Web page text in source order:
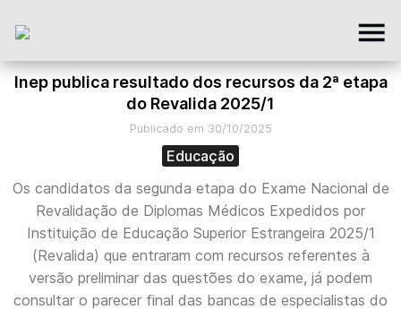
Inep publica resultado dos recursos da 2ª etapa
do Revalida 2025/1
Publicado em 30/10/2025
Educação
Os candidatos da segunda etapa do Exame Nacional de
Revalidação de Diplomas Médicos Expedidos por
Instituição de Educação Superior Estrangeira 2025/1
(Revalida) que entraram com recursos referentes à
versão preliminar das questões do exame, já podem
consultar o parecer final das bancas de especialistas do